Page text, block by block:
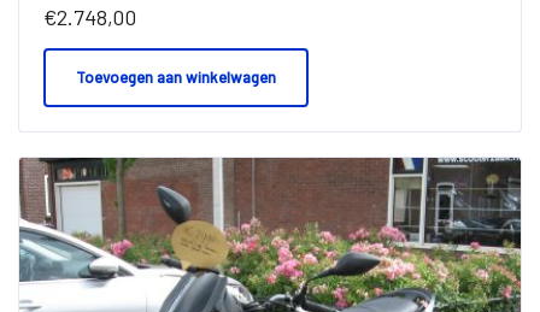
€2.748,00
Toevoegen aan winkelwagen